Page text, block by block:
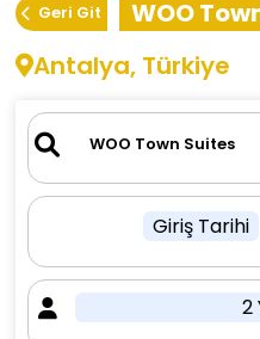
Geri Git
WOO
Antalya, Türkiye
Giriş Tarihi
2